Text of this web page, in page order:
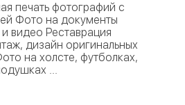
печать фотографий с
Фото на документы
видео Реставрация
дизайн оригинальных
на холсте, футболках,
...